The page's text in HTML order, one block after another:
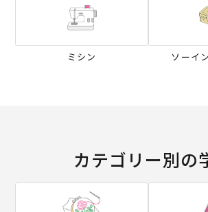
ミシン ソーイ
カテゴリー別の